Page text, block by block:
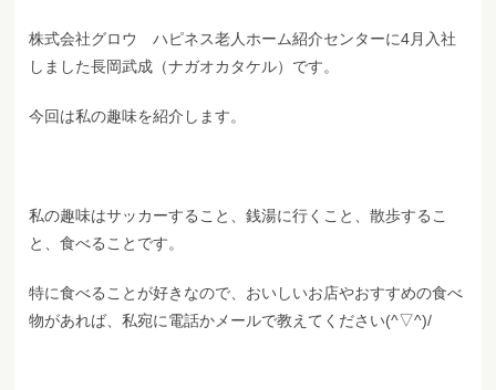
株式会社グロウ ハピネス老人ホーム紹介センターに4月入社
しました長岡武成（ナガオカタケル）です。
今回は私の趣味を紹介します。
私の趣味はサッカーすること、銭湯に行くこと、散歩するこ
と、食べることです。
特に食べることが好きなので、おいしいお店やおすすめの食べ
物があれば、私宛に電話かメールで教えてください(^▽^)/